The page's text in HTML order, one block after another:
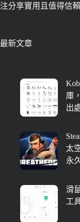
注分享實用且值得信
最新文章
庫
出
太
永
滑
工